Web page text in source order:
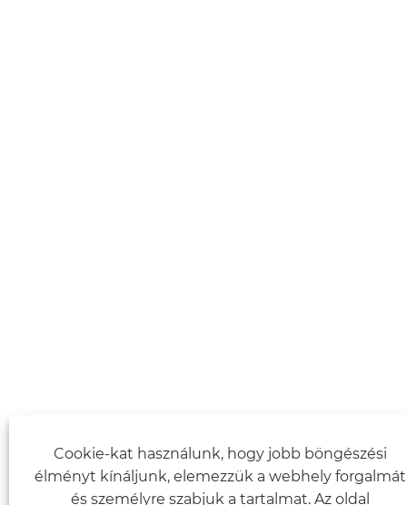
Cookie-kat használunk, hogy jobb böngészési
élményt kínáljunk, elemezzük a webhely forgalmát
és személyre szabjuk a tartalmat. Az oldal